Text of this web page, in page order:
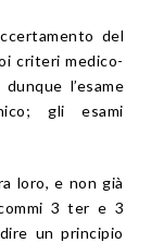
del
criteri medico-
l’esame
gli esami
loro, e non già
3 ter e 3
un principio